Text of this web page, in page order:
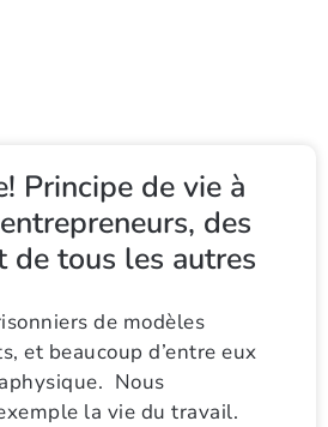
Principe de vie à
des
de tous les autres
de modèles
et beaucoup d’entre eux
Nous
la vie du travail.